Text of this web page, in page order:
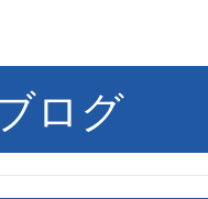
ログ